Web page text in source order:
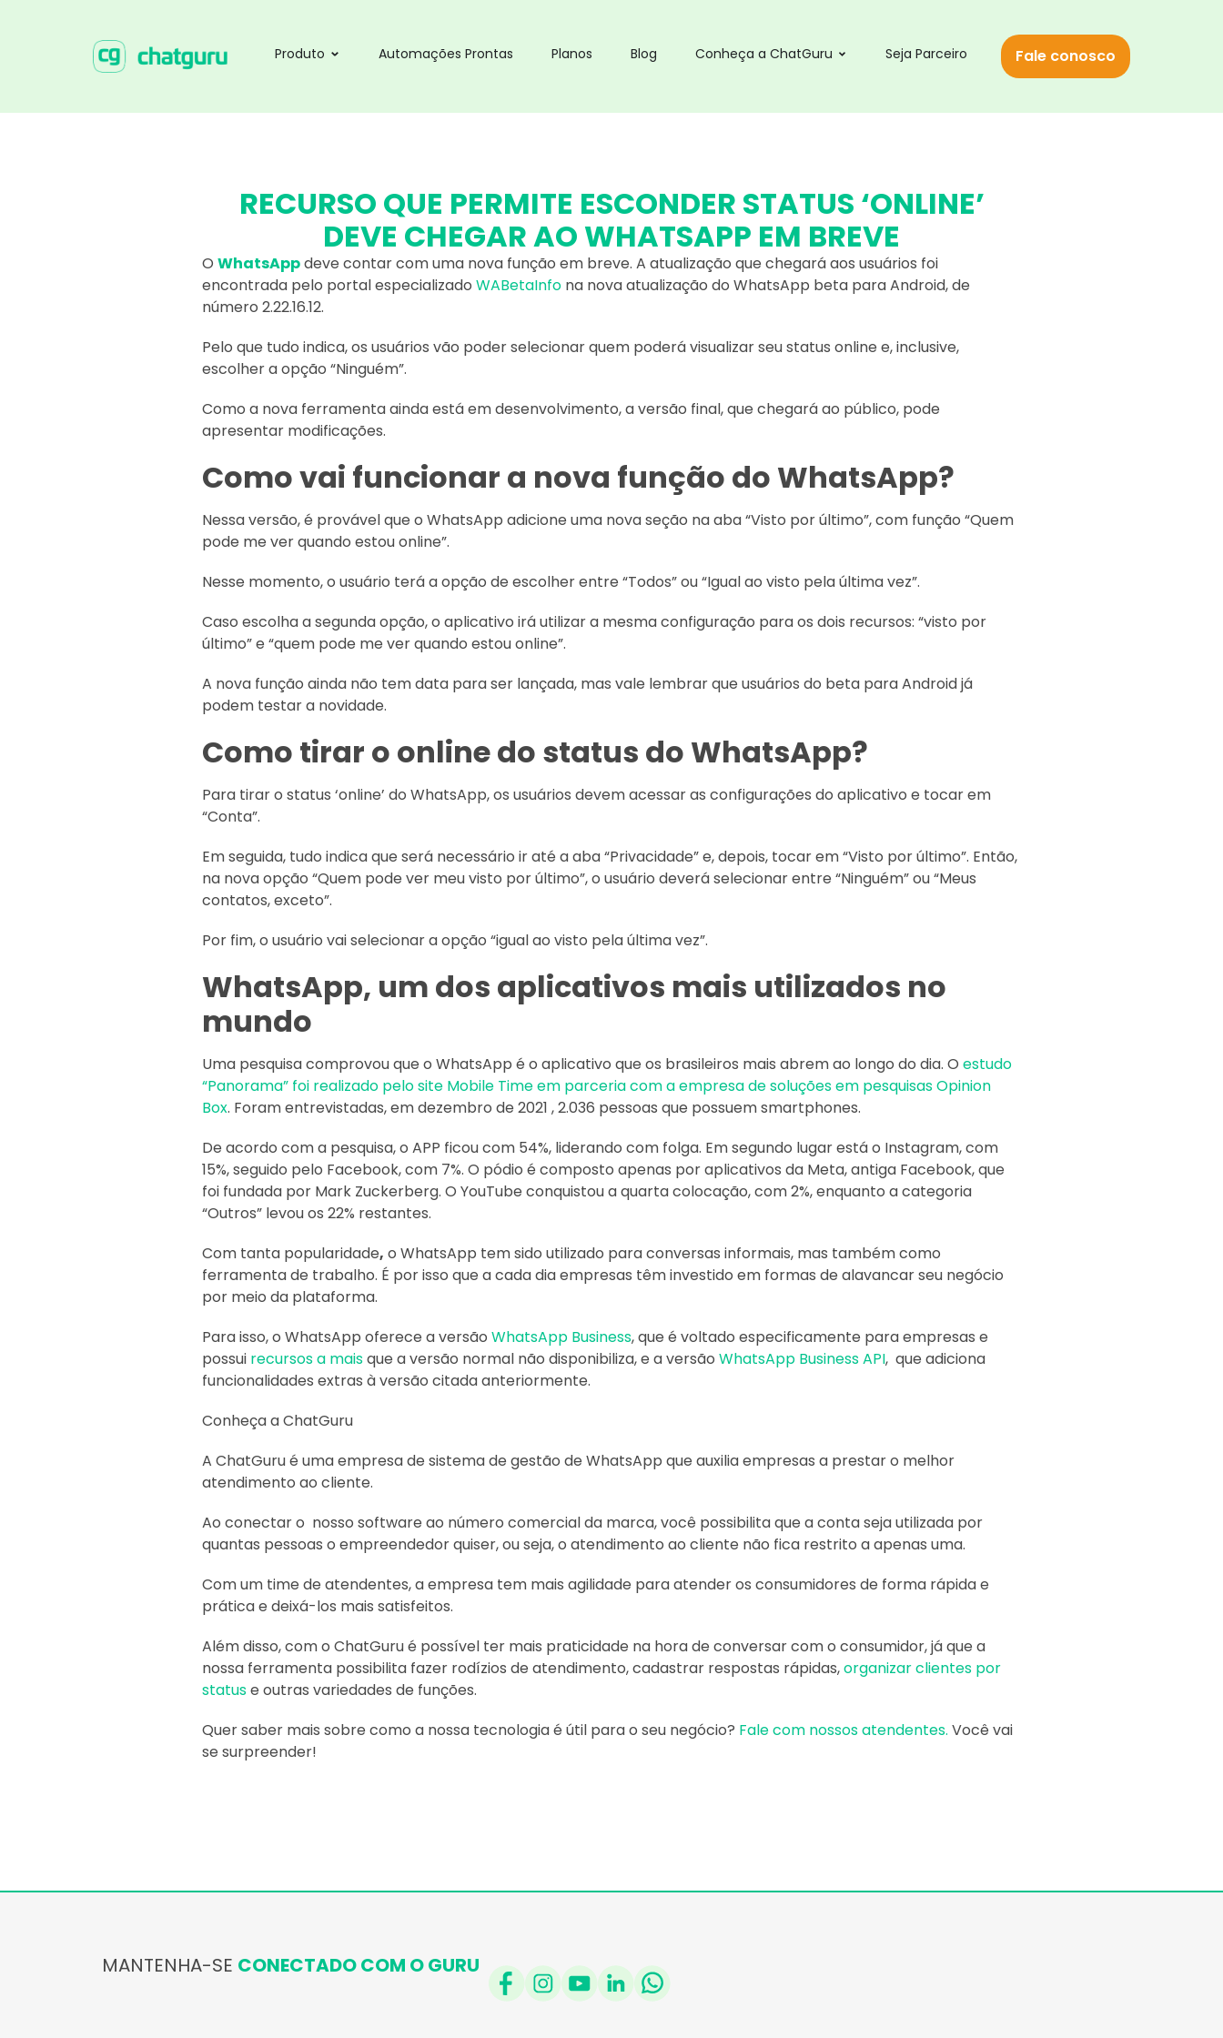
Produto Automações Prontas Planos Blog Conheça a ChatGuru Seja Parceiro Fale conosco
RECURSO QUE PERMITE ESCONDER STATUS ‘ONLINE’
DEVE CHEGAR AO WHATSAPP EM BREVE
O WhatsAppdeve contar com uma nova função em breve. A atualização que chegará aos usuários foi
encontrada pelo portal especializado WABetaInfo na nova atualização do WhatsApp beta para Android, de
número 2.22.16.12.
Pelo que tudo indica, os usuários vão poder selecionar quem poderá visualizar seu status online e, inclusive,
escolher a opção “Ninguém”.
Como a nova ferramenta ainda está em desenvolvimento, a versão final, que chegará ao público, pode
apresentar modificações.
Como vai funcionar a nova função do WhatsApp?
Nessa versão, é provável que o WhatsApp adicione uma nova seção na aba “Visto por último”, com função “Quem
pode me ver quando estou online”.
Nesse momento, o usuário terá a opção de escolher entre “Todos” ou “Igual ao visto pela última vez”.
Caso escolha a segunda opção, o aplicativo irá utilizar a mesma configuração para os dois recursos: “visto por
último” e “quem pode me ver quando estou online”.
A nova função ainda não tem data para ser lançada, mas vale lembrar que usuários do beta para Android já
podem testar a novidade.
Como tirar o online do status do WhatsApp?
Para tirar o status ‘online’ do WhatsApp, os usuários devem acessar as configurações do aplicativo e tocar em
“Conta”.
Em seguida, tudo indica que será necessário ir até a aba “Privacidade” e, depois, tocar em “Visto por último”. Então,
na nova opção “Quem pode ver meu visto por último”, o usuário deverá selecionar entre “Ninguém” ou “Meus
contatos, exceto”.
Por fim, o usuário vai selecionar a opção “igual ao visto pela última vez”.
WhatsApp, um dos aplicativos mais utilizados no
mundo
Uma pesquisa comprovou que o WhatsApp é o aplicativo que os brasileiros mais abrem ao longo do dia. O estudo
“Panorama” foi realizado pelo site Mobile Time em parceria com a empresa de soluções em pesquisas Opinion
Box. Foram entrevistadas, em dezembro de 2021 , 2.036 pessoas que possuem smartphones.
De acordo com a pesquisa, o APP ficou com 54%, liderando com folga. Em segundo lugar está o Instagram, com
15%, seguido pelo Facebook, com 7%. O pódio é composto apenas por aplicativos da Meta, antiga Facebook, que
foi fundada por Mark Zuckerberg. O YouTube conquistou a quarta colocação, com 2%, enquanto a categoria
“Outros” levou os 22% restantes.
Com tanta popularidade, o WhatsApp tem sido utilizado para conversas informais, mas também como
ferramenta de trabalho. É por isso que a cada dia empresas têm investido em formas de alavancar seu negócio
por meio da plataforma.
Para isso, o WhatsApp oferece a versão WhatsApp Business, que é voltado especificamente para empresas e
possui recursos a maisque a versão normal não disponibiliza, e a versão WhatsApp Business API, que adiciona
funcionalidades extras à versão citada anteriormente.
Conheça a ChatGuru
A ChatGuru é uma empresa de sistema de gestão de WhatsApp que auxilia empresas a prestar o melhor
atendimento ao cliente.
Ao conectar o nosso software ao número comercial da marca, você possibilita que a conta seja utilizada por
quantas pessoas o empreendedor quiser, ou seja, o atendimento ao cliente não fica restrito a apenas uma.
Com um time de atendentes, a empresa tem mais agilidade para atender os consumidores de forma rápida e
prática e deixá-los mais satisfeitos.
Além disso, com o ChatGuru é possível ter mais praticidade na hora de conversar com o consumidor, já que a
nossa ferramenta possibilita fazer rodízios de atendimento, cadastrar respostas rápidas,organizar clientes por
statuse outras variedades de funções.
Quer saber mais sobre como a nossa tecnologia é útil para o seu negócio? Fale com nossos atendentes. Você vai
se surpreender!
MANTENHA-SE CONECTADO COM O GURU